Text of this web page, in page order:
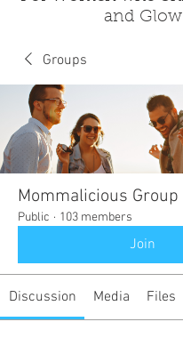
and Glow
Groups
Mommalicious Group
Public · 103 members
Join
Discussion Media Files